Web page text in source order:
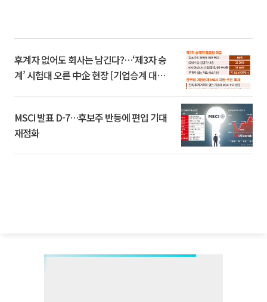
후계자 없어도 회사는 남긴다?…‘제3자 승
계’ 시험대 오른 中企 현장 [기업승계 대전
MSCI 발표 D-7…후보주 반등에 편입 기대
재점화